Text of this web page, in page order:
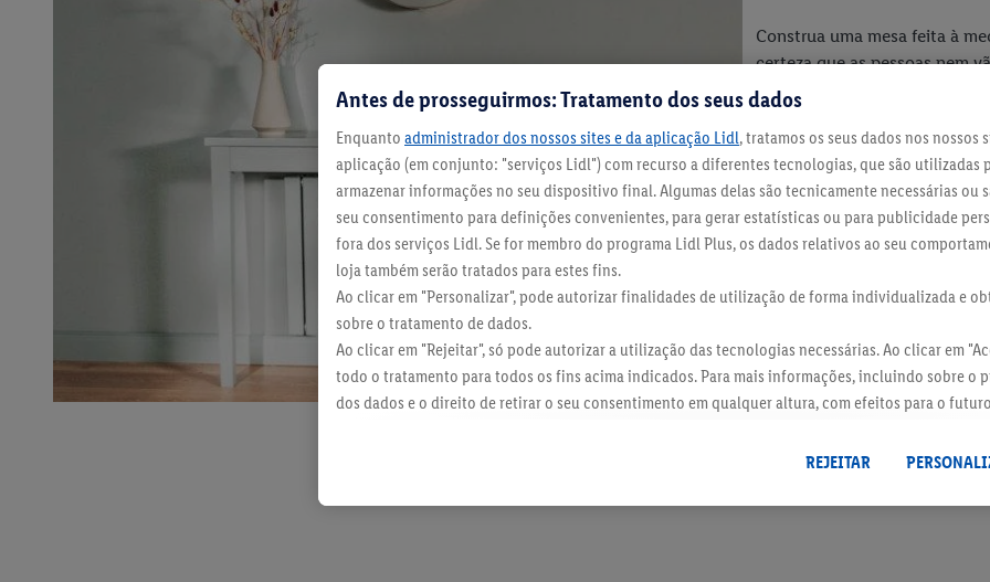
Construa uma mesa feita à
certeza que as pessoas nem
postos na mesa incrível que
Antes de prosseguirmos: Tratamento dos seus dados
Enquanto administrador dos nossos sites e da aplicação Lidl, tratamos os seus dados nos nossos
aplicação (em conjunto: "serviços Lidl") com recurso a diferentes tecnologias, que são utilizadas
armazenar informações no seu dispositivo final. Algumas delas são tecnicamente necessárias ou
seu consentimento para definições convenientes, para gerar estatísticas ou para publicidade
fora dos serviços Lidl. Se for membro do programa Lidl Plus, os dados relativos ao seu
loja também serão tratados para estes fins.
Ao clicar em "Personalizar", pode autorizar finalidades de utilização de forma individualizada e
sobre o tratamento de dados.
Ao clicar em "Rejeitar", só pode autorizar a utilização das tecnologias necessárias. Ao clicar em
todo o tratamento para todos os fins acima indicados. Para mais informações, incluindo sobre o
dos dados e o direito de retirar o seu consentimento em qualquer altura, com efeitos para o
REJEITAR